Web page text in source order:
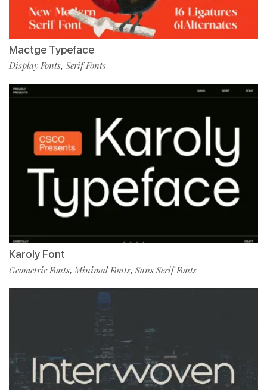
Mactge Typeface
Display Fonts, Serif Fonts
Karoly Font
Geometric Fonts, Minimal Fonts, Sans Serif Fonts